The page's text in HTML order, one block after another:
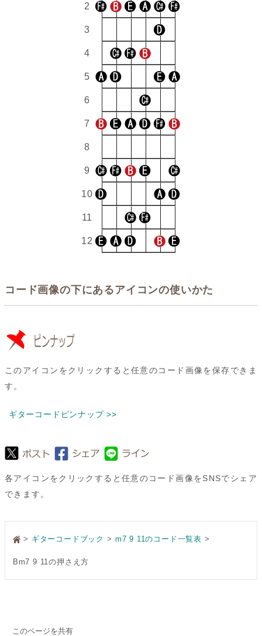
2
3
4
5
6
7
8
9
10
11
12
コード画像の下にあるアイコンの使いかた
このアイコンをクリックすると任意のコード画像を保存できま
す。
ギターコードピンナップ >>
各アイコンをクリックすると任意のコード画像をSNSでシェア
できます。
> ギターコードブック m7 9 11のコード一覧表
Bm7 9 11の押さえ方
このページを共有